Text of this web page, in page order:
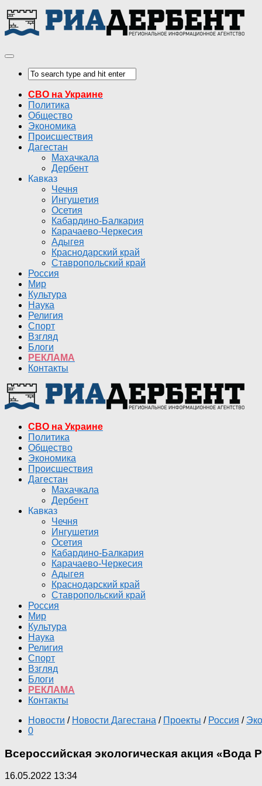
СВО на Украине
Политика
Общество
Экономика
Происшествия
Дагестан
Махачкала
Дербент
Кавказ
Чечня
Ингушетия
Осетия
Кабардино-Балкария
Карачаево-Черкесия
Адыгея
Краснодарский край
Ставропольский край
Россия
Мир
Культура
Наука
Религия
Спорт
Взгляд
Блоги
РЕКЛАМА
Контакты
СВО на Украине
Политика
Общество
Экономика
Происшествия
Дагестан
Махачкала
Дербент
Кавказ
Чечня
Ингушетия
Осетия
Кабардино-Балкария
Карачаево-Черкесия
Адыгея
Краснодарский край
Ставропольский край
Россия
Мир
Культура
Наука
Религия
Спорт
Взгляд
Блоги
РЕКЛАМА
Контакты
Новости / Новости Дагестана / Проекты / Россия /
0
Всероссийская экологическая акция «Вода
16.05.2022 13:34